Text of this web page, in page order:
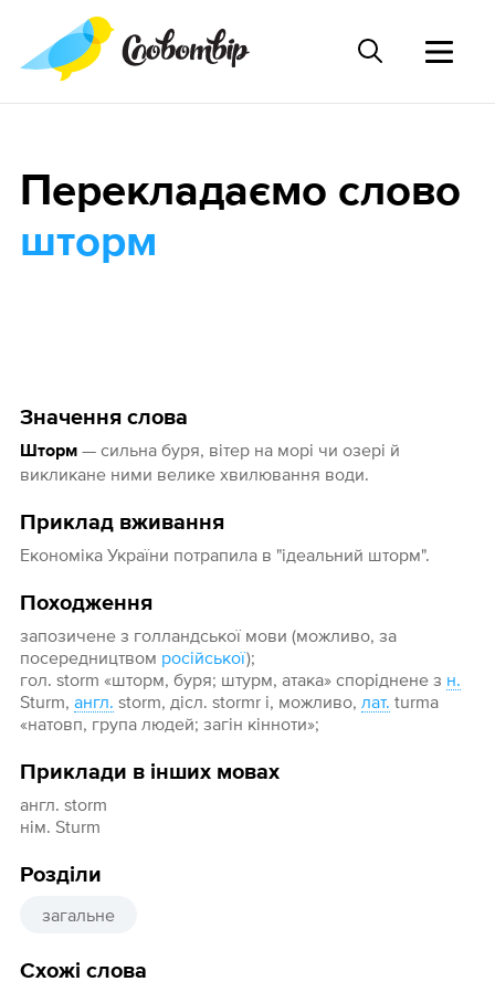
Значення слова
Шторм— сильна буря, вітер на морі чи озері й
викликане ними велике хвилювання води.
Приклад вживання
Економіка України потрапила в "ідеальний шторм".
Походження
запозичене з голландської мови (можливо, за
посередництвом російської);
гол. storm «шторм, буря; штурм, атака» споріднене з н.
Sturm, англ. storm, дісл. stormr і, можливо, лат. turma
«натовп, група людей; загін кінноти»;
Приклади в інших мовах
англ. storm
нім. Sturm
Розділи
загальне
Схожі слова
Перекладаємо слово
шторм